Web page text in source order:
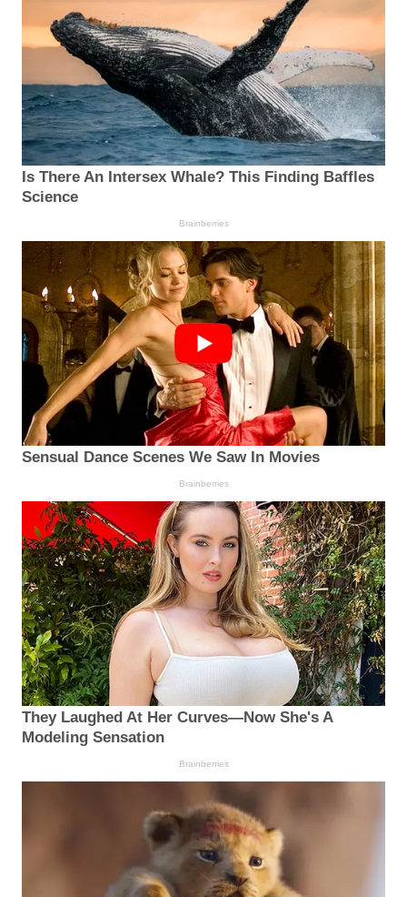
Is There An Intersex Whale? This Finding Baffles
Science
Brainberries
Sensual Dance Scenes We Saw In Movies
Brainberries
They Laughed At Her Curves—Now She's A
Modeling Sensation
Brainberries